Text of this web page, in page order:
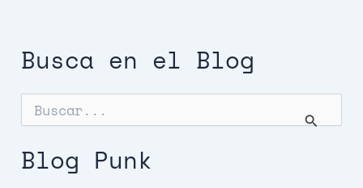
Busca en el Blog
c
a
Blog Punk